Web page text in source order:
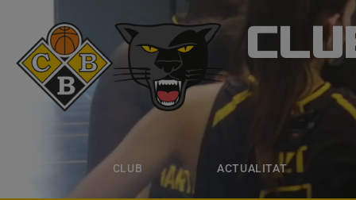
CLUB ACTUALITAT
CLUB
ACTUALITAT